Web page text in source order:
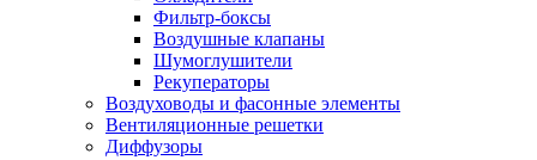
Фильтр-боксы
Воздушные клапаны
Шумоглушители
Рекуператоры
Воздуховоды и фасонные элементы
Вентиляционные решетки
Диффузоры